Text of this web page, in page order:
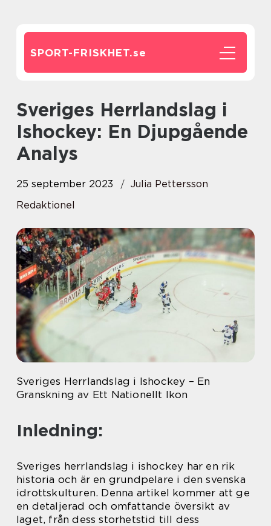
SPORT-FRISKHET.se
Sveriges Herrlandslag i
Ishockey: En Djupgående
Analys
25 september 2023
Julia Pettersson
Redaktionel
Sveriges Herrlandslag i Ishockey – En
Granskning av Ett Nationellt Ikon
Inledning:
Sveriges herrlandslag i ishockey har en rik
historia och är en grundpelare i den svenska
idrottskulturen. Denna artikel kommer att ge
en detaljerad och omfattande översikt av
laget, från dess storhetstid till dess